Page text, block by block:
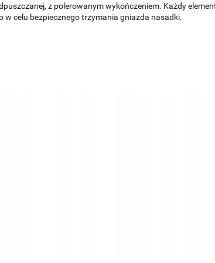
z polerowanym wykończeniem. Każdy
celu bezpiecznego trzymania gniazda nasadki.